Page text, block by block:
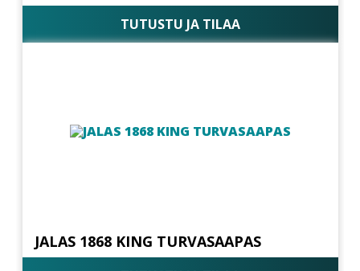
TUTUSTU JA TILAA
JALAS 1868 KING TURVASAAPAS